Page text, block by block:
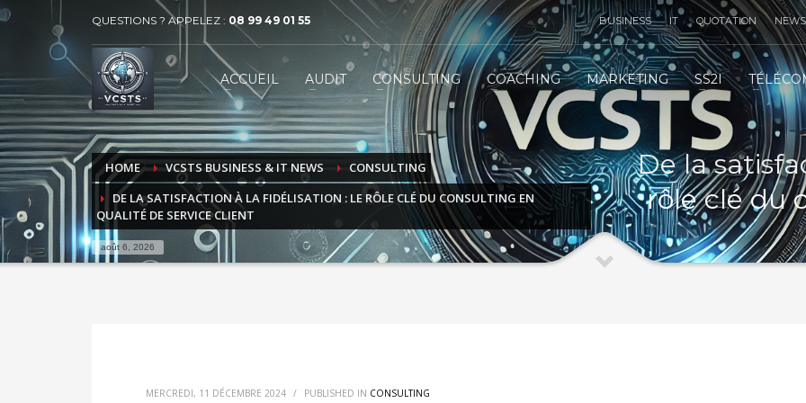
VECTEUR COMMUNICATION SERVICES TÉLÉMARKETING STRATÉGIE
1 BUSINESSMARKET 2 ITINFRASTRUCTURE 3 ITSERVICES
Contactez-nous par téléphone au 08 99 49 01 55 ou par email : contact@vcsts.com |VCSTS F.A.Q| Merci !
QUESTIONS ? APPELEZ : 08 99 49 01 55 BUSINESS IT QUOTATION NEWS
ACCUEIL AUDIT CONSULTING COACHING MARKETING SS2I
HOME VCSTS BUSINESS & IT NEWS
CONSULTING
DE LA SATISFACTION À LA FIDÉLISATION : LE RÔLE CLÉ DU CONSULTING EN
QUALITÉ DE SERVICE CLIENT
août 6, 2026
De la
rôle clé du
MERCREDI, 11 DÉCEMBRE 2024 / PUBLISHED IN CONSULTING